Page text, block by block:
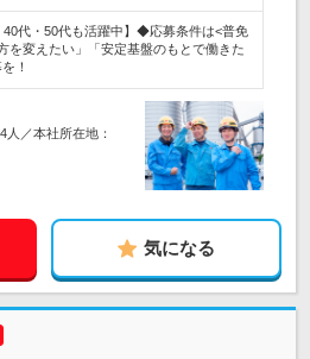
40代・50代も活躍中】◆応募条件は<普免
を変えたい」「安定基盤のもとで働きた
！
／本社所在地：
気になる